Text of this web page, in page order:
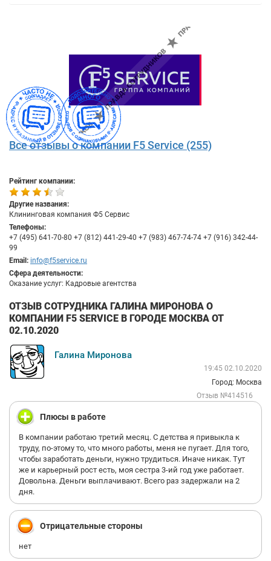
Все отзывы о компании F5 Service (255)
Рейтинг компании:
Другие названия:
Клининговая компания Ф5 Сервис
Телефоны:
+7 (495) 641-70-80 +7 (812) 441-29-40 +7 (983) 467-74-74 +7 (916) 342-44-
99
Email: info@f5service.ru
Сфера деятельности:
Оказание услуг: Кадровые агентства
ОТЗЫВ СОТРУДНИКА ГАЛИНА МИРОНОВА О
КОМПАНИИ F5 SERVICE В ГОРОДЕ МОСКВА ОТ
02.10.2020
Галина Миронова
19:45 02.10.2020
Город: Москва
Отзыв №414516
Плюсы в работе
В компании работаю третий месяц. С детства я привыкла к
труду, по-этому то, что много работы, меня не пугает. Для того,
чтобы заработать деньги, нужно трудиться. Иначе никак. Тут
же и карьерный рост есть, моя сестра 3-ий год уже работает.
Довольна. Деньги выплачивают. Всего раз задержали на 2
дня.
Отрицательные стороны
нет